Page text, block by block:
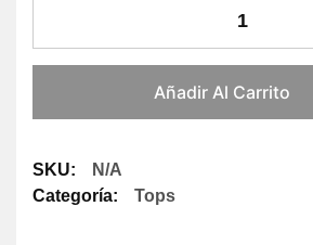
1
Añadir Al Carrito
SKU:
N/A
Categoría:
Tops